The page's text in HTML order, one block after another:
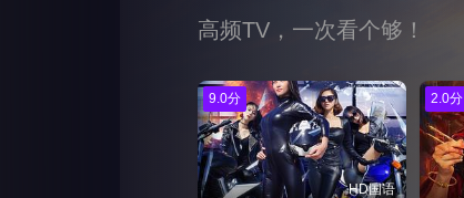
高频TV，一次看个够！
9.0分
HD国语
2.0分